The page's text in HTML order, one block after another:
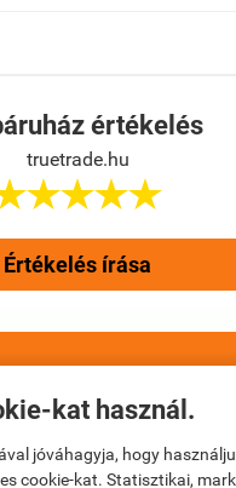
kat használ.
jóváhagyja, hogy
cookie-kat. Statisztikai,
értékelés
truetrade.hu

Értékelés írása